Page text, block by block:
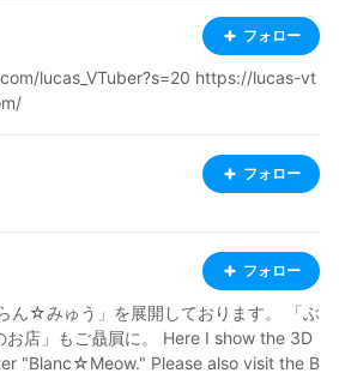
フォロー
lucas_VTuber?s=20 https://lucas-vt
フォロー
フォロー
ん☆みゅう」を展開しております。 「ぶ
店」もご贔屓に。 Here I show the 3D
"Blanc☆Meow." Please also visit the B